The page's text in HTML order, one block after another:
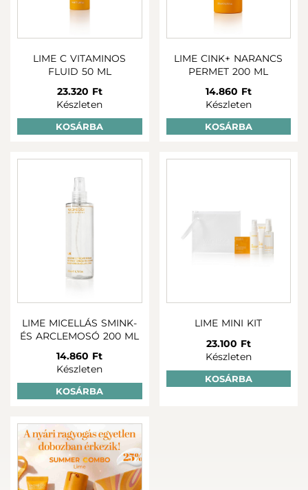
újabb fénykárosodást és a fakulást. A prémium
összeállíthatod azt a rutint, amivel a bőröd visszanyeri és
megtartja a ragyogását.
LIME C VITAMINOS
FLUID 50 ML
23.320 Ft
Készleten
KOSÁRBA
LIME CINK+ NARANCS
PERMET 200 ML
14.860 Ft
Készleten
KOSÁRBA
LIME MICELLÁS SMINK-
ÉS ARCLEMOSÓ 200 ML
14.860 Ft
Készleten
KOSÁRBA
LIME MINI KIT
23.100 Ft
Készleten
KOSÁRBA